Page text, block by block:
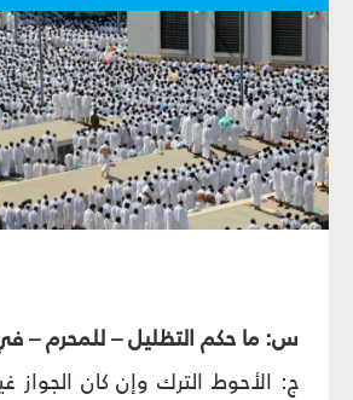
س: ما حكم التظليل – للمحرم –
ج: الأحوط الترك وإن كان الجواز